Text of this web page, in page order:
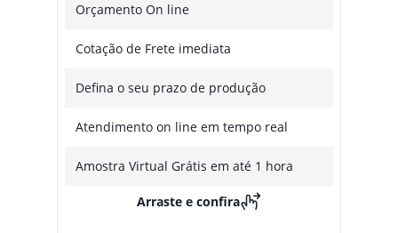
Orçamento On line
Cotação de Frete imediata
Defina o seu prazo de produção
Atendimento on line em tempo real
Amostra Virtual Grátis em até 1 hora
Arraste e confira